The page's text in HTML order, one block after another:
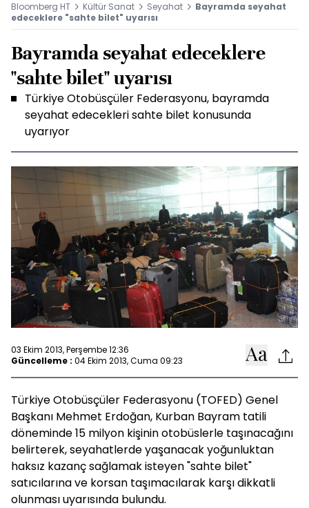
Bloomberg HT Kültür Sanat Seyahat
Bayramda seyahat
edeceklere "sahte bilet" uyarısı
Bayramda seyahat edeceklere
"sahte bilet" uyarısı
Türkiye Otobüsçüler Federasyonu, bayramda
seyahat edecekleri sahte bilet konusunda
uyarıyor
03 Ekim 2013, Perşembe 12:36
Güncelleme : 04 Ekim 2013, Cuma 09:23
Türkiye Otobüsçüler Federasyonu (TOFED) Genel
Başkanı Mehmet Erdoğan, Kurban Bayram tatili
döneminde 15 milyon kişinin otobüslerle taşınacağını
belirterek, seyahatlerde yaşanacak yoğunluktan
haksız kazanç sağlamak isteyen "sahte bilet"
satıcılarına ve korsan taşımacılarak karşı dikkatli
olunması uyarısında bulundu.